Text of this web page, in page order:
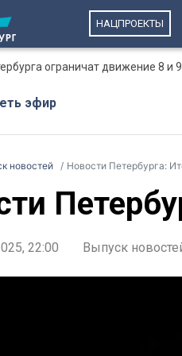
НАЦПРОЕКТЫ
ограничат движение 8 и 9
эфир
новостей Новости Петербурга:
22:00 Выпуск